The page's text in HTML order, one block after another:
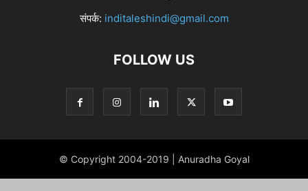
संपर्क: inditaleshindi@gmail.com
FOLLOW US
© Copyright 2004-2019 | Anuradha Goyal